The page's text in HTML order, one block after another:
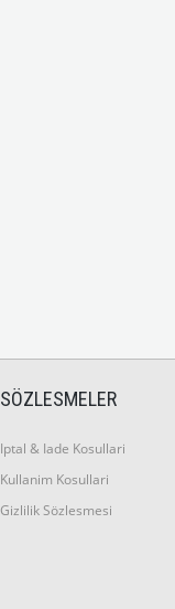
SÖZLESMELER
Iptal & Iade Kosullari
Kullanim Kosullari
Gizlilik Sözlesmesi